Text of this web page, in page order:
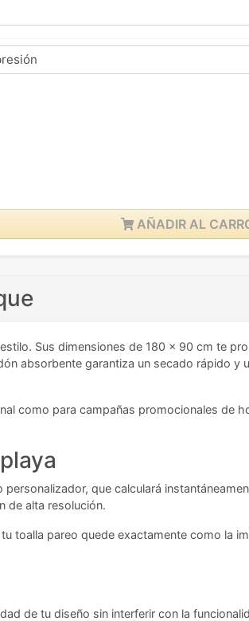
AÑADIR AL
Sus dimensiones de 180 x 90 cm te
absorbente garantiza un secado rápido y
como para campañas promocionales de
que calculará
de alta resolución.
toalla pareo quede exactamente como la
de tu diseño sin interferir con la